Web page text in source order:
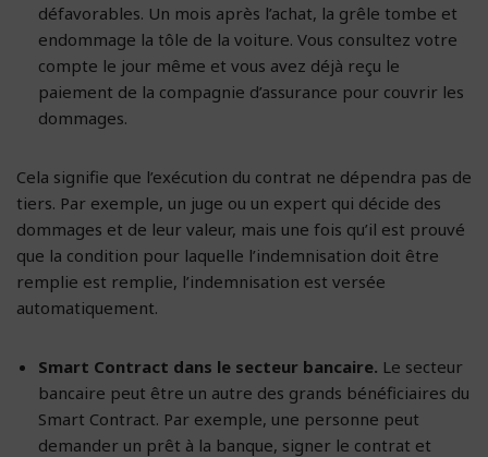
défavorables. Un mois après l’achat, la grêle tombe et
endommage la tôle de la voiture. Vous consultez votre
compte le jour même et vous avez déjà reçu le
paiement de la compagnie d’assurance pour couvrir les
dommages.
Cela signifie que l’exécution du contrat ne dépendra pas de
tiers. Par exemple, un juge ou un expert qui décide des
dommages et de leur valeur, mais une fois qu’il est prouvé
que la condition pour laquelle l’indemnisation doit être
remplie est remplie, l’indemnisation est versée
automatiquement.
Smart Contract dans le secteur bancaire. Le secteur
bancaire peut être un autre des grands bénéficiaires du
Smart Contract. Par exemple, une personne peut
demander un prêt à la banque, signer le contrat et